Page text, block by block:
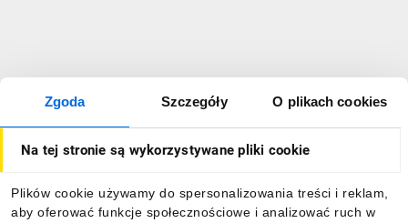
Zgoda Szczegóły O plikach cookies
Na tej stronie są wykorzystywane pliki cookie
Plików cookie używamy do spersonalizowania treści i reklam,
aby oferować funkcje społecznościowe i analizować ruch w